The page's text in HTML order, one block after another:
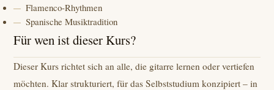
Flamenco-Rhythmen
Spanische Musiktradition
Für wen ist dieser Kurs?
Dieser Kurs richtet sich an alle, die gitarre lernen oder vertiefen
möchten. Klar strukturiert, für das Selbststudium konzipiert – in